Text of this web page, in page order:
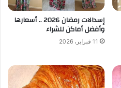
إسدالات رمضان 2026 .. أسعارها
وأفضل أماكن للشراء
11 فبراير، 2026